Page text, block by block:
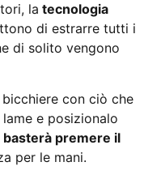
la tecnologia
di estrarre tutti i
di solito vengono
con ciò che
e posizionalo
basterà premere il
per le mani.